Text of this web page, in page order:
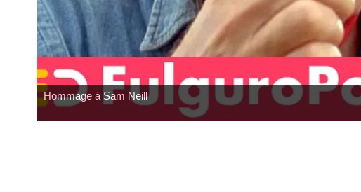
Hommage à Sam Neill